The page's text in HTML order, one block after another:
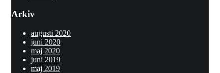
Arkiv
augusti 2020
juni 2020
maj 2020
juni 2019
maj 2019